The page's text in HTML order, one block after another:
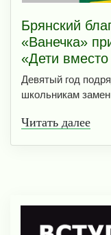
Брянский
«Ванечка»
«Дети
Девятый год
школьникам
Читать далее